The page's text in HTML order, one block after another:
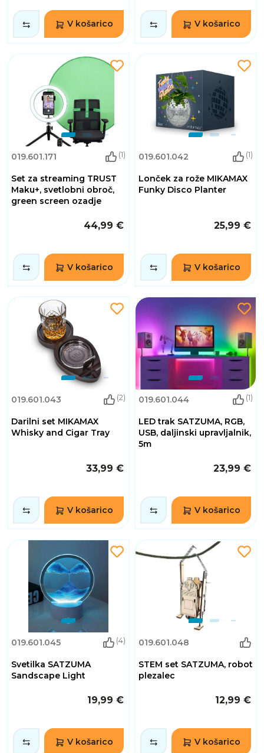
V košarico V košarico
019.601.171 (1)
Set za streaming TRUST
Maku+, svetlobni obroč,
green screen ozadje
44,99 €
V košarico
019.601.042 (1)
Lonček za rože MIKAMAX
Funky Disco Planter
25,99 €
V košarico
019.601.043 (2)
Darilni set MIKAMAX
Whisky and Cigar Tray
33,99 €
V košarico
019.601.044 (1)
LED trak SATZUMA, RGB,
USB, daljinski upravljalnik,
5m
23,99 €
V košarico
019.601.045 (4)
Svetilka SATZUMA
Sandscape Light
19,99 €
V košarico
019.601.048
STEM set SATZUMA, robot
plezalec
12,99 €
V košarico